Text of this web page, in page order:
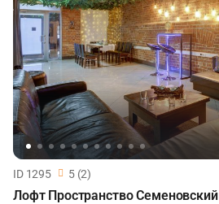
ID 1295 5 (2)
Лофт Пространство Семеновский